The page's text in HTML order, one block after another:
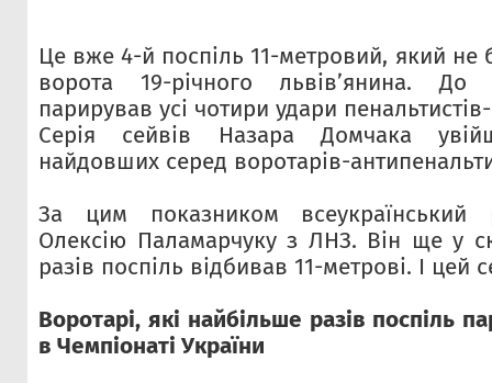
Це вже 4-й поспіль 11-метровий, який не
ворота 19-річного львів’янина. До
парирував усі чотири удари
Серія сейвів Назара Домчака
найдовших серед воротарів-
За цим показником всеукраїнський
Олексію Паламарчуку з ЛНЗ. Він ще у
разів поспіль відбивав 11-метрові. І цей
Воротарі, які найбільше разів поспіль
в Чемпіонаті України